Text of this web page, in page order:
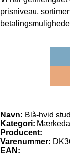
prisniveau,
Navn: Blå-hvid
Kategori:
Producent:
Varenummer:
EAN: